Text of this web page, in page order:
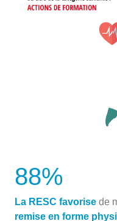
88%
La RESC favorise de
remise en forme